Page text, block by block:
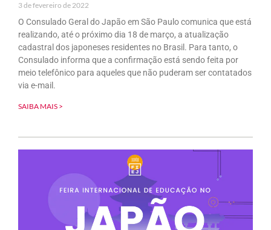
3 de fevereiro de 2022
O Consulado Geral do Japão em São Paulo comunica que está
realizando, até o próximo dia 18 de março, a atualização
cadastral dos japoneses residentes no Brasil. Para tanto, o
Consulado informa que a confirmação está sendo feita por
meio telefônico para aqueles que não puderam ser contatados
via e-mail.
SAIBA MAIS >